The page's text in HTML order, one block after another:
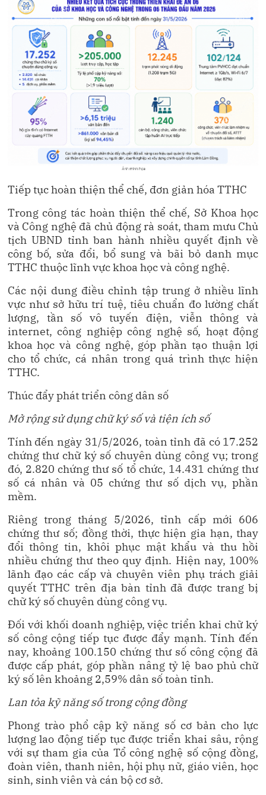
Tiếp tục hoàn thiện thể chế, đơn giản hóa TTHC
Trong công tác hoàn thiện thể chế, Sở Khoa học
và Công nghệ đã chủ động rà soát, tham mưu Chủ
tịch UBND tỉnh ban hành nhiều quyết định về
công bố, sửa đổi, bổ sung và bãi bỏ danh mục
TTHC thuộc lĩnh vực khoa học và công nghệ.
Các nội dung điều chỉnh tập trung ở nhiều lĩnh
vực như sở hữu trí tuệ, tiêu chuẩn đo lường chất
lượng, tần số vô tuyến điện, viễn thông và
internet, công nghiệp công nghệ số, hoạt động
khoa học và công nghệ, góp phần tạo thuận lợi
cho tổ chức, cá nhân trong quá trình thực hiện
TTHC.
Thúc đẩy phát triển công dân số
Mở rộng sử dụng chữ ký số và tiện ích số
Tính đến ngày 31/5/2026, toàn tỉnh đã có 17.252
chứng thư chữ ký số chuyên dùng công vụ; trong
đó, 2.820 chứng thư số tổ chức, 14.431 chứng thư
số cá nhân và 05 chứng thư số dịch vụ, phần
mềm.
Riêng trong tháng 5/2026, tỉnh cấp mới 606
chứng thư số; đồng thời, thực hiện gia hạn, thay
đổi thông tin, khôi phục mật khẩu và thu hồi
nhiều chứng thư theo quy định. Hiện nay, 100%
lãnh đạo các cấp và chuyên viên phụ trách giải
quyết TTHC trên địa bàn tỉnh đã được trang bị
chữ ký số chuyên dùng công vụ.
Đối với khối doanh nghiệp, việc triển khai chữ ký
số công cộng tiếp tục được đẩy mạnh. Tính đến
nay, khoảng 100.150 chứng thư số công cộng đã
được cấp phát, góp phần nâng tỷ lệ bao phủ chữ
ký số lên khoảng 2,59% dân số toàn tỉnh.
Lan tỏa kỹ năng số trong cộng đồng
Phong trào phổ cập kỹ năng số cơ bản cho lực
lượng lao động tiếp tục được triển khai sâu, rộng
với sự tham gia của Tổ công nghệ số cộng đồng,
đoàn viên, thanh niên, hội phụ nữ, giáo viên, học
sinh, sinh viên và cán bộ cơ sở.